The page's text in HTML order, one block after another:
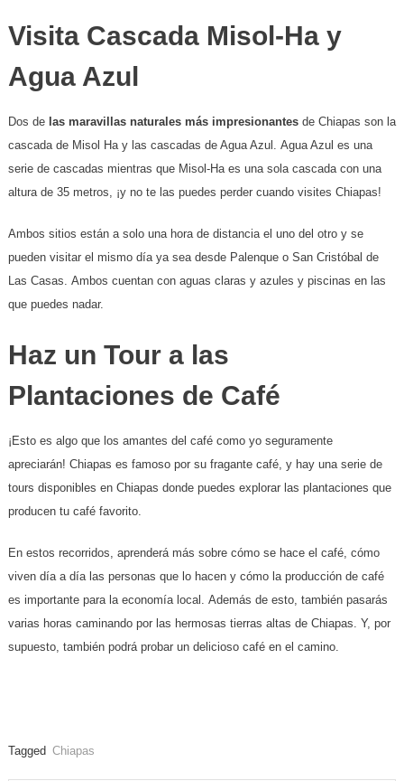
Visita Cascada Misol-Ha y
Agua Azul
Dos de las maravillas naturales más impresionantesde Chiapas son la
cascada de Misol Ha y las cascadas de Agua Azul. Agua Azul es una
serie de cascadas mientras que Misol-Ha es una sola cascada con una
altura de 35 metros, ¡y no te las puedes perder cuando visites Chiapas!
Ambos sitios están a solo una hora de distancia el uno del otro y se
pueden visitar el mismo día ya sea desde Palenque o San Cristóbal de
Las Casas. Ambos cuentan con aguas claras y azules y piscinas en las
que puedes nadar.
Haz un Tour a las
Plantaciones de Café
¡Esto es algo que los amantes del café como yo seguramente
apreciarán! Chiapas es famoso por su fragante café, y hay una serie de
tours disponibles en Chiapas donde puedes explorar las plantaciones que
producen tu café favorito.
En estos recorridos, aprenderá más sobre cómo se hace el café, cómo
viven día a día las personas que lo hacen y cómo la producción de café
es importante para la economía local. Además de esto, también pasarás
varias horas caminando por las hermosas tierras altas de Chiapas. Y, por
supuesto, también podrá probar un delicioso café en el camino.
Tagged Chiapas